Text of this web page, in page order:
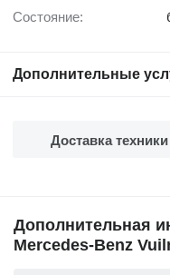
Состояние:
Дополнительные
Доставка техники
Дополнительная
Mercedes-Benz